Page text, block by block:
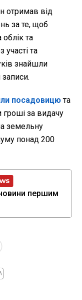
отримав від
за те, щоб
та
участі та
знайшли
посадовицюта
гроші за видачу
земельну
понад 200
першим